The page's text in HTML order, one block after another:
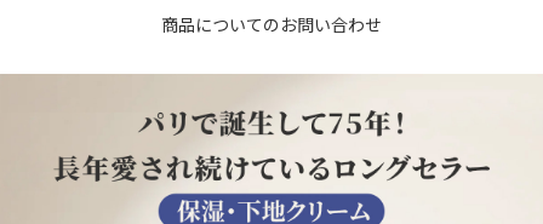
商品についてのお問い合わせ